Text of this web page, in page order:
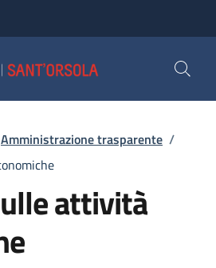
Amministrazione trasparente /
attività